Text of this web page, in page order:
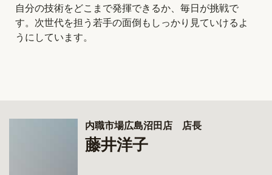
自分の技術をどこまで発揮できるか、毎日が挑戦で
す。次世代を担う若手の面倒もしっかり見ていけるよ
うにしています。
内職市場広島沼田店 店長
藤井洋子